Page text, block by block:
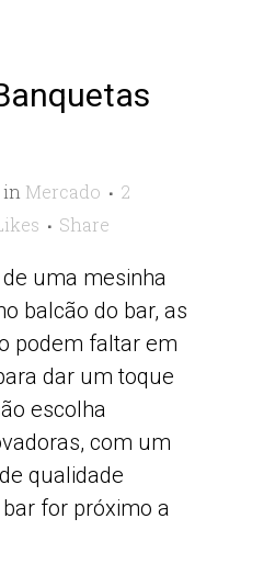
in Mercado
2
Share
uma mesinha
balcão do bar, as
podem faltar em
dar um toque
escolha
com um
qualidade
for próximo a